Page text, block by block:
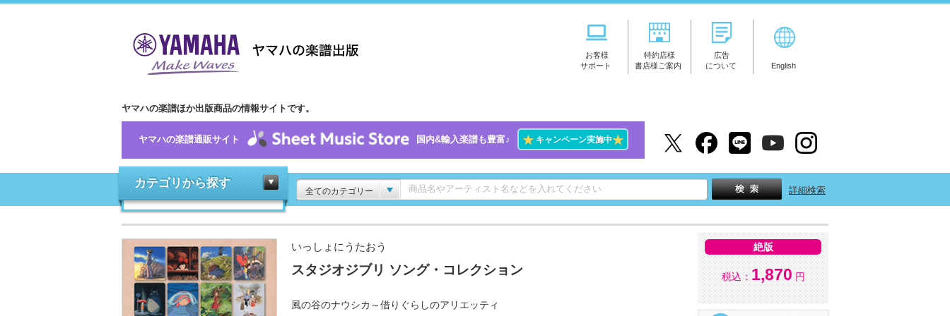
お客様
サポート
特約店様
書店様ご案内
広告
について
English
ヤマハの楽譜ほか出版商品の情報サイトです。
ヤマハの楽譜通販サイト 国内&輸入楽譜も豊富♪ ★キャンペーン実施中★
カテゴリから探す
全てのカテゴリー 詳細検索
いっしょにうたおう
スタジオジブリ ソング・コレクション
風の谷のナウシカ～借りぐらしのアリエッティ
絶版
税込： 1,870 円